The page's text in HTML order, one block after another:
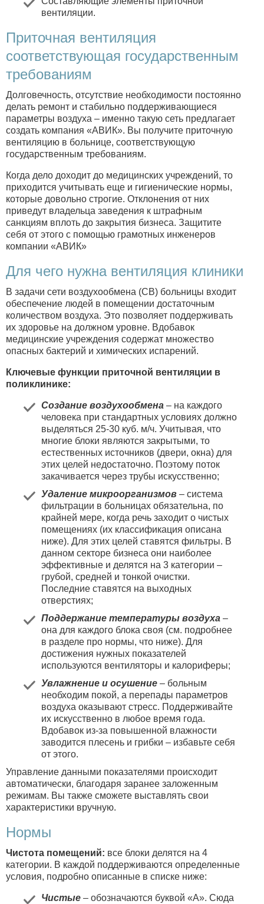
вентиляции.
Приточная вентиляция
соответствующая государственным
требованиям
Долговечность, отсутствие необходимости постоянно
делать ремонт и стабильно поддерживающиеся
параметры воздуха – именно такую сеть предлагает
создать компания «АВИК». Вы получите приточную
вентиляцию в больнице, соответствующую
государственным требованиям.
Когда дело доходит до медицинских учреждений, то
приходится учитывать еще и гигиенические нормы,
которые довольно строгие. Отклонения от них
приведут владельца заведения к штрафным
санкциям вплоть до закрытия бизнеса. Защитите
себя от этого с помощью грамотных инженеров
компании «АВИК»
Для чего нужна вентиляция клиники
В задачи сети воздухообмена (СВ) больницы входит
обеспечение людей в помещении достаточным
количеством воздуха. Это позволяет поддерживать
их здоровье на должном уровне. Вдобавок
медицинские учреждения содержат множество
опасных бактерий и химических испарений.
Ключевые функции приточной вентиляции в
поликлинике:
Создание воздухообмена – на каждого
человека при стандартных условиях должно
выделяться 25-30 куб. м/ч. Учитывая, что
многие блоки являются закрытыми, то
естественных источников (двери, окна) для
этих целей недостаточно. Поэтому поток
закачивается через трубы искусственно;
Удаление микроорганизмов – система
фильтрации в больницах обязательна, по
крайней мере, когда речь заходит о чистых
помещениях (их классификация описана
ниже). Для этих целей ставятся фильтры. В
данном секторе бизнеса они наиболее
эффективные и делятся на 3 категории –
грубой, средней и тонкой очистки.
Последние ставятся на выходных
отверстиях;
Поддержание температуры воздуха –
она для каждого блока своя (см. подробнее
в разделе про нормы, что ниже). Для
достижения нужных показателей
используются вентиляторы и калориферы;
Увлажнение и осушение – больным
необходим покой, а перепады параметров
воздуха оказывают стресс. Поддерживайте
их искусственно в любое время года.
Вдобавок из-за повышенной влажности
заводится плесень и грибки – избавьте себя
от этого.
Управление данными показателями происходит
автоматически, благодаря заранее заложенным
режимам. Вы также сможете выставлять свои
характеристики вручную.
Нормы
Чистота помещений: все блоки делятся на 4
категории. В каждой поддерживаются определенные
условия, подробно описанные в списке ниже:
Чистые – обозначаются буквой «А». Сюда